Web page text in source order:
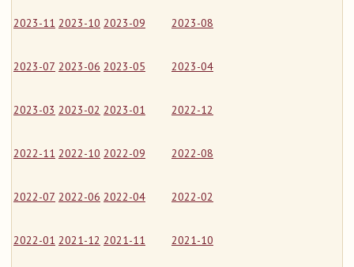
2023-11 2023-10 2023-09 2023-08
2023-07 2023-06 2023-05 2023-04
2023-03 2023-02 2023-01 2022-12
2022-11 2022-10 2022-09 2022-08
2022-07 2022-06 2022-04 2022-02
2022-01 2021-12 2021-11 2021-10